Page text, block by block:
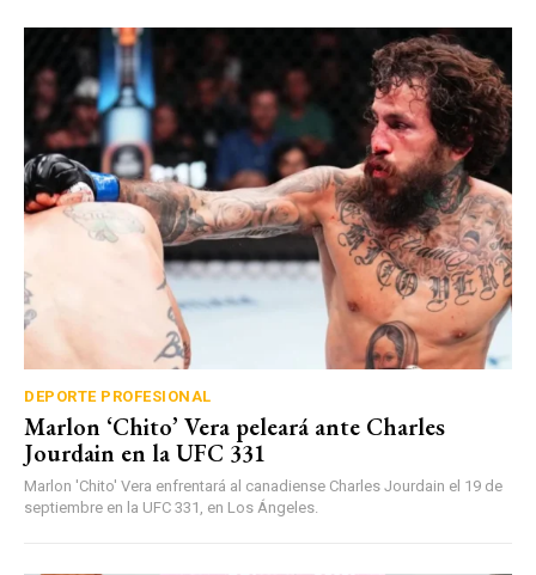
DEPORTE PROFESIONAL
Marlon ‘Chito’ Vera peleará ante Charles
Jourdain en la UFC 331
Marlon 'Chito' Vera enfrentará al canadiense Charles Jourdain el 19 de
septiembre en la UFC 331, en Los Ángeles.